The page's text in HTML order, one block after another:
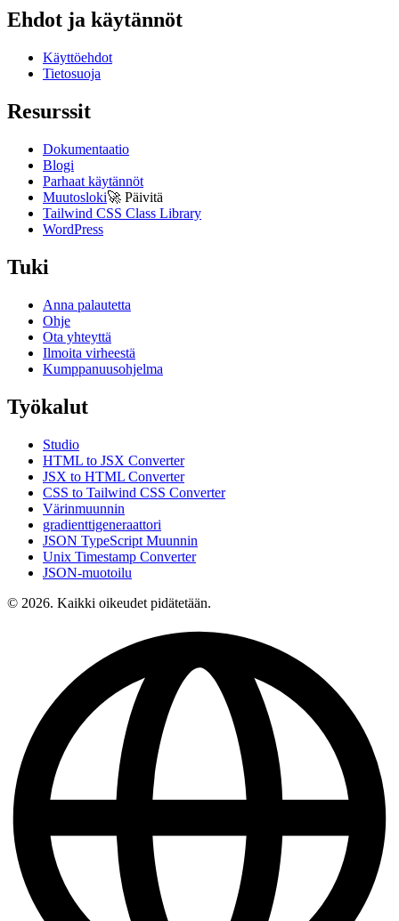
Ehdot ja käytännöt
Käyttöehdot
Tietosuoja
Resurssit
Dokumentaatio
Blogi
Parhaat käytännöt
Muutosloki🚀 Päivitä
Tailwind CSS Class Library
WordPress
Tuki
Anna palautetta
Ohje
Ota yhteyttä
Ilmoita virheestä
Kumppanuusohjelma
Työkalut
Studio
HTML to JSX Converter
JSX to HTML Converter
CSS to Tailwind CSS Converter
Värinmuunnin
gradienttigeneraattori
JSON TypeScript Muunnin
Unix Timestamp Converter
JSON-muotoilu
© 2026. Kaikki oikeudet pidätetään.